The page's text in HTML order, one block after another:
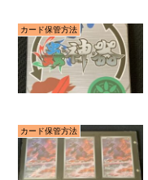
カード保管方法
カード保管方法